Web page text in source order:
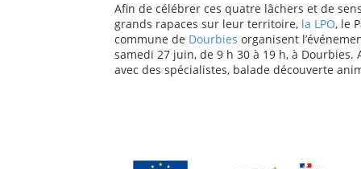
Afin de célébrer ces quatre lâchers et de
grands rapaces sur leur territoire, la LPO, le
commune de Dourbies organisent
samedi 27 juin, de 9 h 30 à 19 h, à
avec des spécialistes, balade découverte